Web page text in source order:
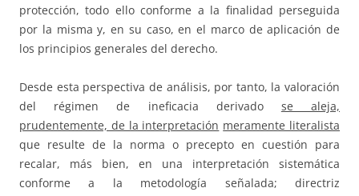
protección, todo ello conforme a la finalidad perseguida
por la misma y, en su caso, en el marco de aplicación de
los principios generales del derecho.
Desde esta perspectiva de análisis, por tanto, la valoración
del régimen de ineficacia derivado se aleja,
prudentemente, de la interpretación meramente literalista
que resulte de la norma o precepto en cuestión para
recalar, más bien, en una interpretación sistemática
conforme a la metodología señalada; directriz